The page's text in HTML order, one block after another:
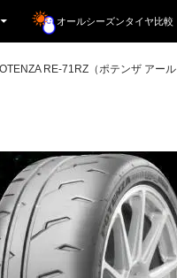
オールシーズンタイヤ比較
RE-71RZ（ポテンザ アー